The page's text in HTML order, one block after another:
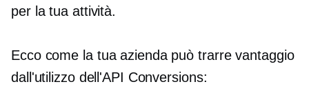
per la tua attività.
Ecco come la tua azienda può trarre vantaggio
dall'utilizzo dell'API Conversions: